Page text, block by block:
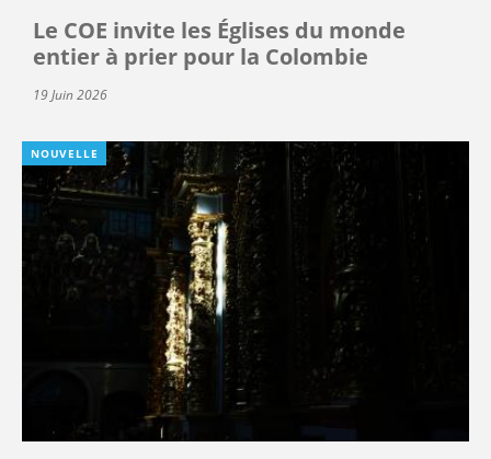
Le COE invite les Églises du monde
entier à prier pour la Colombie
19 Juin 2026
NOUVELLE